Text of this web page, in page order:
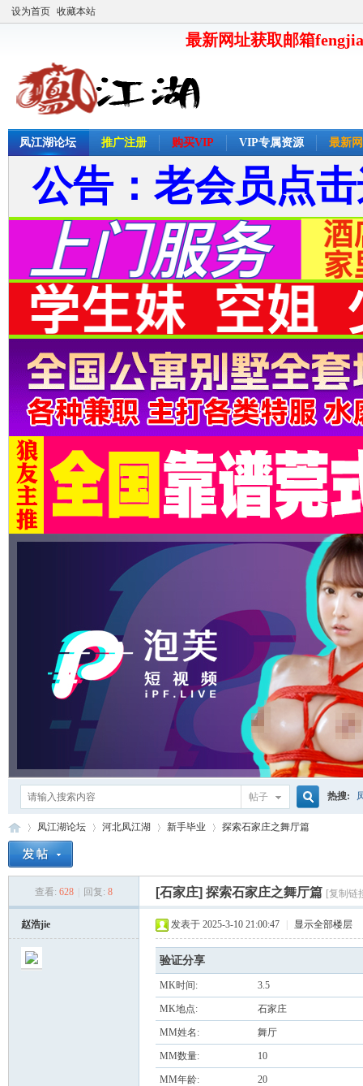
设为首页 收藏本站
最新网址获取邮箱
凤江湖论坛 推广注册 购买VIP VIP专属资源 最新
公告：老会员点
帖子
搜
索
热搜:
凤江湖论坛
›
河北凤江湖 新手毕业
›
探索石家庄之舞厅篇
查看: 628 回复: 8 [石家庄] 探索石家庄之舞厅篇 [复制链
赵浩jie 发表于 2025-3-10 21:00:47 显示全部楼层
验证分享
MK时间: 3.5
MK地点: 石家庄
MM姓名: 舞厅
MM数量: 10
MM年龄: 20